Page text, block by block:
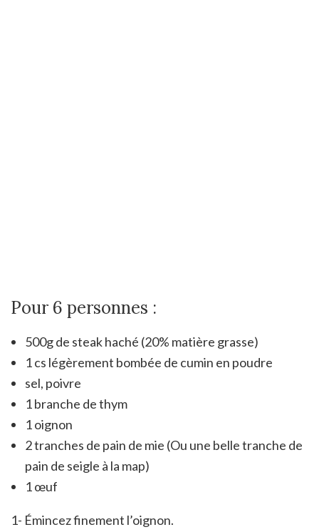
Pour 6 personnes :
500g de steak haché (20% matière grasse)
1 cs légèrement bombée de cumin en poudre
sel, poivre
1 branche de thym
1 oignon
2 tranches de pain de mie (Ou une belle tranche de
pain de seigle à la map)
1 œuf
1- Émincez finement l’oignon.